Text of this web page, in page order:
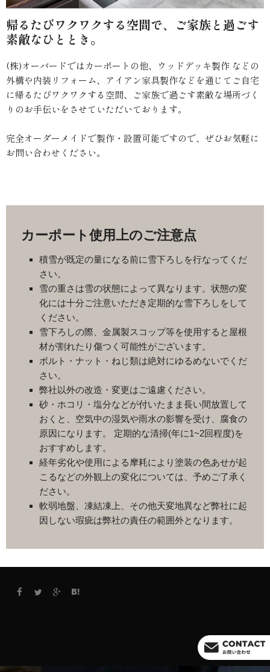
帰るたびワクワクする空間で、ご家族と過ごす
素敵なひととき。
(株)オーバードではカーポートの他、ウッドデッキ製作 などの
外構や内装リフォーム、アイアン家具製作などを通じてご自宅
に帰るたびワクワクする空間、ご家族で過ごす素敵な場所づく
りのお手伝いをさせていただいております。
完全オーダーメイドで製作・設置可能ですので、ぜひお気軽に
お問い合わせください。
カーポート使用上のご注意点
積雪が既定の量になる前に雪下ろしを行なってくだ
さい。
雪の重さは雪の状態によって異なります。状態の変
化には十分ご注意いただき定期的な雪下ろしをして
ください。
雪下ろしの際、金属製スコップ等を使用すると屋根
材が割れたり傷つく可能性がございます。
ボルト・ナット・ねじ類は絶対にゆるめないでくだ
さい。
弊社以外の改造・変更はご遠慮ください。
砂・ホコリ・塩分などが付いたまま長い間放置して
おくと、空気中の湿気や雨水の影響を受け、腐食の
原因になります。 定期的な清掃(年に1~2回程度)を
おすすめします。
経年劣化や使用による摩耗により塗装の色あせが起
こるなどの外観上の変化については、予めご了承く
ださい。
軟弱地盤、凍結凍上、その他天変地異など弊社に起
因しない瑕疵は弊社の責任の範囲外となります。